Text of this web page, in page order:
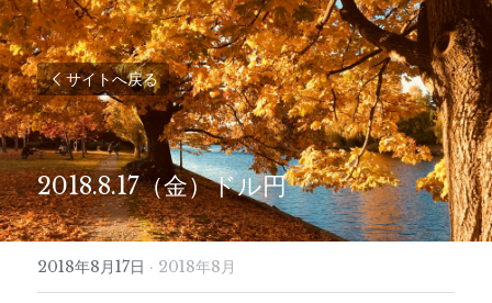
サイトへ戻る
2018.8.17（金）ドル円
2018年8月17日 · 2018年8月